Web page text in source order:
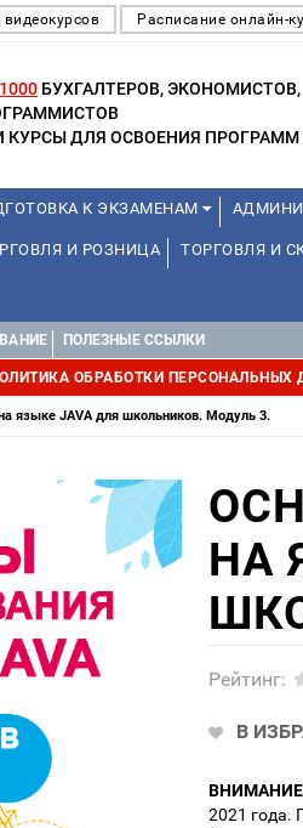
Расписание онлайн-
БУХГАЛТЕРОВ, ЭКОНОМИСТОВ,
ДЛЯ ОСВОЕНИЯ ПРОГРАММ
К ЭКЗАМЕНАМ
И РОЗНИЦА ТОРГОВЛЯ И
ДЛЯ ПРЕПОДАВАТЕЛЕЙ ШКОЛЬНЫХ
КУРСЫ (ПРОФЕССИОНАЛЬНЫЕ
ПОЛЕЗНЫЕ ССЫЛКИ
ОБРАБОТКИ ПЕРСОНАЛЬНЫХ
языке JAVA для школьников. Модуль 3.
НА
Рейтинг:
В
2021 года.